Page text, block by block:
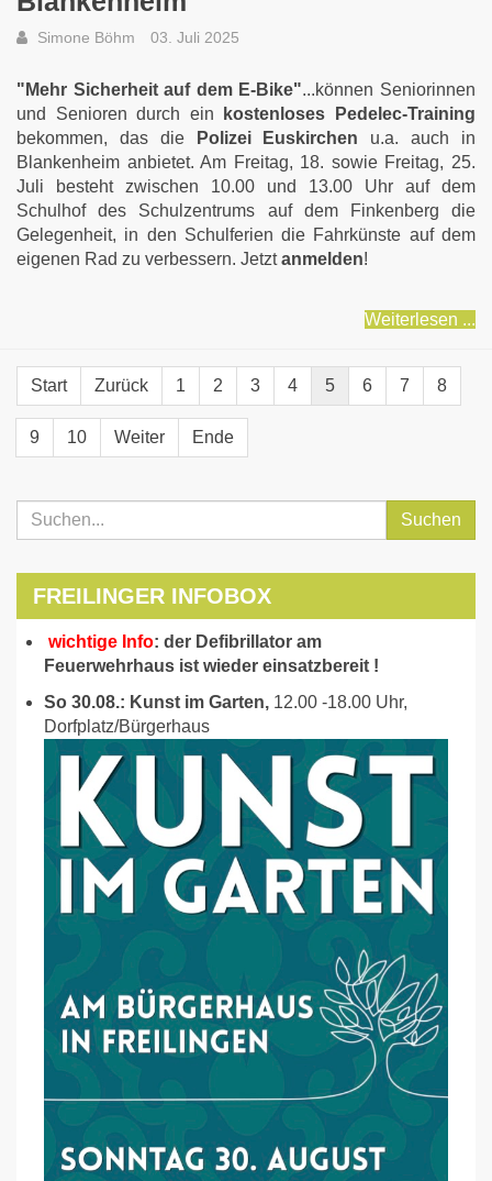
Simone Böhm 03. Juli 2025
"Mehr Sicherheit auf dem E-Bike"...können Seniorinnen
und Senioren durch ein
kostenloses Pedelec-Training
bekommen, das die
Polizei Euskirchen u.a. auch in
Blankenheim anbietet. Am Freitag, 18. sowie Freitag, 25.
Juli besteht zwischen 10.00 und 13.00 Uhr auf dem
Schulhof des Schulzentrums auf dem Finkenberg die
Gelegenheit, in den Schulferien die Fahrkünste auf dem
eigenen Rad zu verbessern. Jetztanmelden!
Weiterlesen ...
Start Zurück 1 2 3 4 5 6 7 8
9 10 Weiter Ende
Suchen
FREILINGER INFOBOX
wichtige Info: der Defibrillator am
Feuerwehrhaus ist wieder einsatzbereit !
So 30.08.: Kunst im Garten, 12.00 -18.00 Uhr,
Dorfplatz/Bürgerhaus